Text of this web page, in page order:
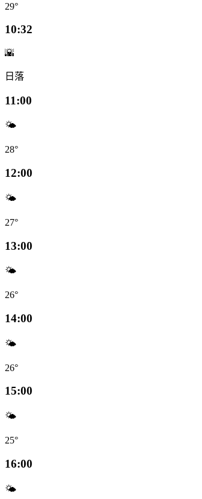
29°
10:32
🌇
日落
11:00
🌤️
28°
12:00
🌤️
27°
13:00
🌤️
26°
14:00
🌤️
26°
15:00
🌤️
25°
16:00
🌤️